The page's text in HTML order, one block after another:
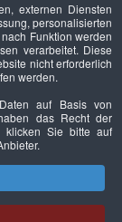
externen Diensten
personalisierten
Funktion werden
verarbeitet. Diese
nicht erforderlich
werden.
auf Basis von
das Recht der
klicken Sie bitte auf